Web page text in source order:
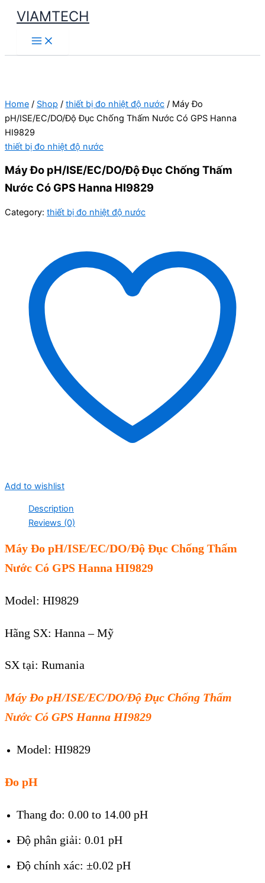
Skip
content
VIAMTECH
Main
Menu
Home / Shop / thiết bị đo nhiệt độ nước / Máy Đo
pH/ISE/EC/DO/Độ Đục Chống Thấm Nước Có GPS Hanna
HI9829
thiết bị đo nhiệt độ nước
Máy Đo pH/ISE/EC/DO/Độ Đục Chống Thấm
Nước Có GPS Hanna HI9829
Category: thiết bị đo nhiệt độ nước
Add to wishlist
Description
Reviews (0)
Máy Đo pH/ISE/EC/DO/Độ Đục Chống Thấm
Nước Có GPS Hanna HI9829
Model: HI9829
Hãng SX: Hanna – Mỹ
SX tại: Rumania
Máy Đo pH/ISE/EC/DO/Độ Đục Chống Thấm
Nước Có GPS Hanna HI9829
Model: HI9829
Đo pH
Thang đo: 0.00 to 14.00 pH
Độ phân giải: 0.01 pH
Độ chính xác: ±0.02 pH